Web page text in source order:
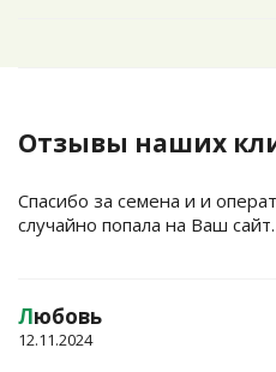
Отзывы наших
Спасибо за семена и и
случайно попала на Ваш
Любовь
12.11.2024